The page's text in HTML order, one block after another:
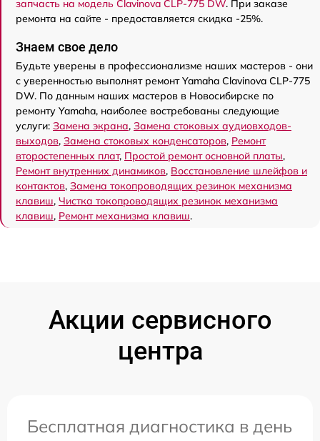
запчасть на модель Clavinova CLP-775 DW. При заказе
ремонта на сайте - предоставляется скидка -25%.
Знаем свое дело
Будьте уверены в профессионализме наших мастеров - они
с уверенностью выполнят ремонт Yamaha Clavinova CLP-775
DW. По данным наших мастеров в Новосибирске по
ремонту Yamaha, наиболее востребованы следующие
услуги: Замена экрана, Замена стоковых аудиовходов-
выходов, Замена стоковых конденсаторов, Ремонт
второстепенных плат, Простой ремонт основной платы,
Ремонт внутренних динамиков, Восстановление шлейфов и
контактов, Замена токопроводящих резинок механизма
клавиш, Чистка токопроводящих резинок механизма
клавиш, Ремонт механизма клавиш.
Акции сервисного
центра
Бесплатная диагностика в день